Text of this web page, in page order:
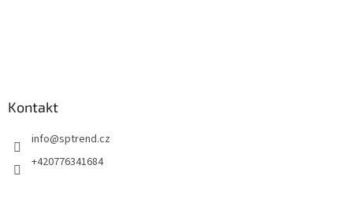
Kontakt
info@sptrend.cz
+420776341684